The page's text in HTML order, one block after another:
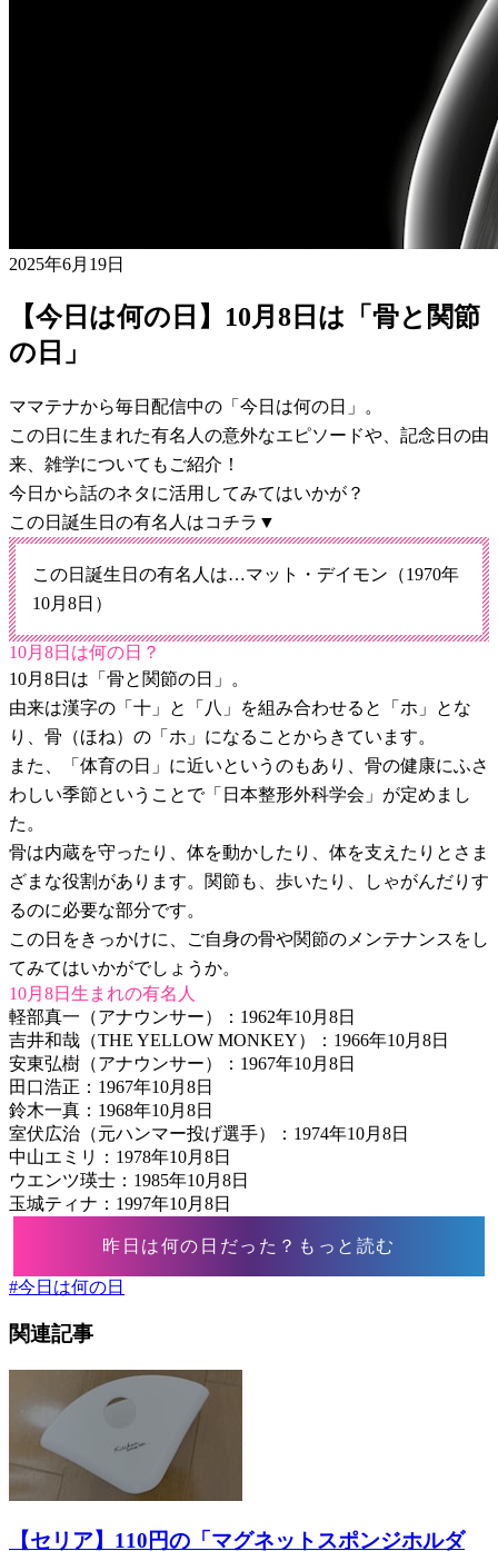
2025年6月19日
【今日は何の日】10月8日は「骨と関節
の日」
ママテナから毎日配信中の「今日は何の日」。
この日に生まれた有名人の意外なエピソードや、記念日の由
来、雑学についてもご紹介！
今日から話のネタに活用してみてはいかが？
この日誕生日の有名人はコチラ▼
この日誕生日の有名人は…マット・デイモン（1970年
10月8日）
10月8日は何の日？
10月8日は「骨と関節の日」。
由来は漢字の「十」と「八」を組み合わせると「ホ」とな
り、骨（ほね）の「ホ」になることからきています。
また、「体育の日」に近いというのもあり、骨の健康にふさ
わしい季節ということで「日本整形外科学会」が定めまし
た。
骨は内蔵を守ったり、体を動かしたり、体を支えたりとさま
ざまな役割があります。関節も、歩いたり、しゃがんだりす
るのに必要な部分です。
この日をきっかけに、ご自身の骨や関節のメンテナンスをし
てみてはいかがでしょうか。
10月8日生まれの有名人
軽部真一（アナウンサー）：1962年10月8日
吉井和哉（THE YELLOW MONKEY）：1966年10月8日
安東弘樹（アナウンサー）：1967年10月8日
田口浩正：1967年10月8日
鈴木一真：1968年10月8日
室伏広治（元ハンマー投げ選手）：1974年10月8日
中山エミリ：1978年10月8日
ウエンツ瑛士：1985年10月8日
玉城ティナ：1997年10月8日
昨日は何の日だった？もっと読む
#今日は何の日
関連記事
【セリア】110円の「マグネットスポンジホルダ